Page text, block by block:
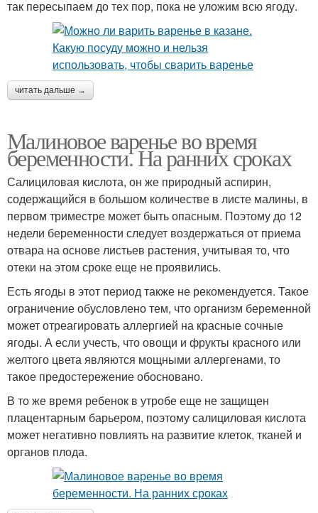
так пересыпаем до тех пор, пока не уложим всю ягоду.
читать дальше →
Малиновое варенье во время
беременности. На ранних сроках
Салициловая кислота, он же природный аспирин,
содержащийся в большом количестве в листе малины, в
первом триместре может быть опасным. Поэтому до 12
недели беременности следует воздержаться от приема
отвара на основе листьев растения, учитывая то, что
отеки на этом сроке еще не проявились.
Есть ягоды в этот период также не рекомендуется. Такое
ограничение обусловлено тем, что организм беременной
может отреагировать аллергией на красные сочные
ягоды. А если учесть, что овощи и фрукты красного или
желтого цвета являются мощными аллергенами, то
такое предостережение обосновано.
В то же время ребенок в утробе еще не защищен
плацентарным барьером, поэтому салициловая кислота
может негативно повлиять на развитие клеток, тканей и
органов плода.